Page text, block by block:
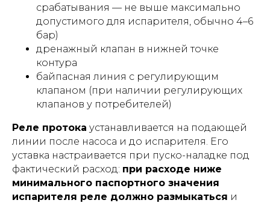
срабатывания — не выше максимально
допустимого для испарителя, обычно 4–6
бар)
дренажный клапан в нижней точке
контура
байпасная линия с регулирующим
клапаном (при наличии регулирующих
клапанов у потребителей)
Реле протока устанавливается на подающей
линии после насоса и до испарителя. Его
уставка настраивается при пуско-наладке под
фактический расход: при расходе ниже
минимального паспортного значения
испарителя реле должно размыкаться и